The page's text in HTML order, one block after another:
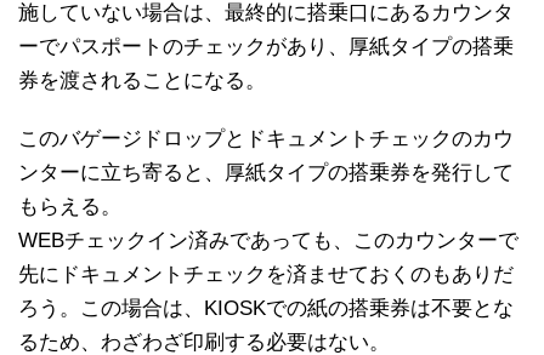
施していない場合は、最終的に搭乗口にあるカウンタ
ーでパスポートのチェックがあり、厚紙タイプの搭乗
券を渡されることになる。
このバゲージドロップとドキュメントチェックのカウ
ンターに立ち寄ると、厚紙タイプの搭乗券を発行して
もらえる。
WEBチェックイン済みであっても、このカウンターで
先にドキュメントチェックを済ませておくのもありだ
ろう。この場合は、KIOSKでの紙の搭乗券は不要とな
るため、わざわざ印刷する必要はない。